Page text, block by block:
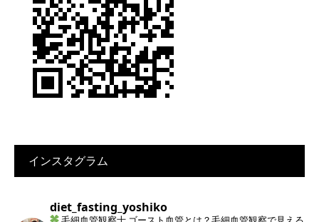
インスタグラム
diet_fasting_yoshiko